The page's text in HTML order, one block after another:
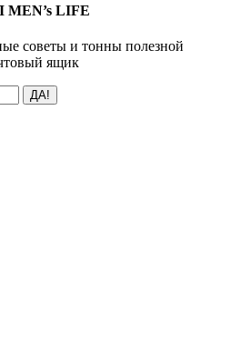
LIFE
советы и тонны полезной
ящик
ДА!